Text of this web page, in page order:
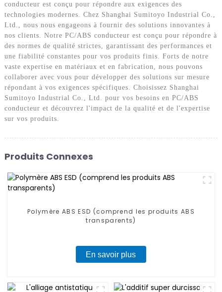
conducteur est conçu pour répondre aux exigences des
technologies modernes. Chez Shanghai Sumitoyo Industrial Co.,
Ltd., nous nous engageons à fournir des solutions innovantes à
nos clients. Notre PC/ABS conducteur est conçu pour répondre à
des normes de qualité strictes, garantissant des performances et
une fiabilité constantes pour vos produits finis. Forts de notre
vaste expertise en matériaux et en fabrication, nous pouvons
collaborer avec vous pour développer des solutions sur mesure
répondant à vos exigences spécifiques. Choisissez Shanghai
Sumitoyo Industrial Co., Ltd. pour vos besoins en PC/ABS
conducteur et découvrez l'impact de la qualité et de l'expertise
sur vos produits.
Produits Connexes
Polymère ABS ESD (comprend les produits ABS
transparents)
En savoir plus